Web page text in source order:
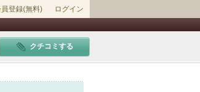
登録(無料) ログイン
クチコミする